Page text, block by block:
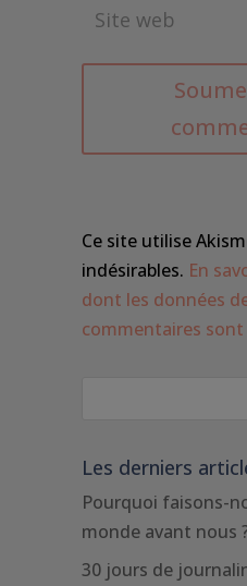
Ce site utilise
indésirables. En
dont les données
commentaires
Les derniers
Pourquoi faisons-
monde avant nous
30 jours de